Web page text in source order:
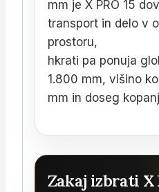
mm je X PRO 15
transport in delo v
prostoru,
hkrati pa ponuja
1.800 mm, višino
mm in doseg
Zakaj izbrati X